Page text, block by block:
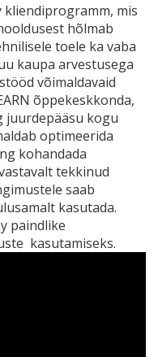
kliendiprogramm, mis
hõlmab
toele ka vaba
kaupa arvestusega
võimaldavaid
õppekeskkonda,
juurdepääsu kogu
optimeerida
kohandada
tekkinud
saab
kasutada.
paindlike
kasutamiseks.